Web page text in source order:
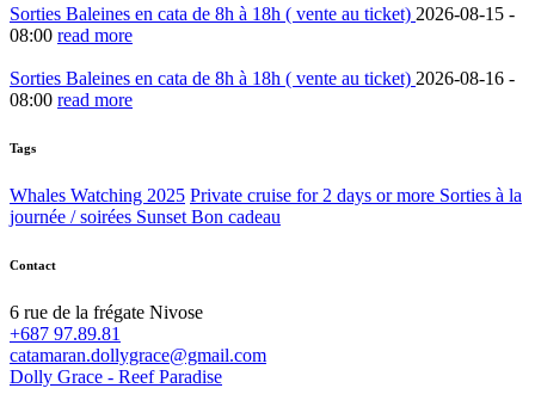
Sorties Baleines en cata de 8h à 18h ( vente au ticket) 2026-08-15 -
08:00 read more
Sorties Baleines en cata de 8h à 18h ( vente au ticket) 2026-08-16 -
08:00 read more
Tags
Whales Watching 2025 Private cruise for 2 days or more Sorties à la
journée / soirées Sunset Bon cadeau
Contact
6 rue de la frégate Nivose
+687 97.89.81
catamaran.dollygrace@gmail.com
Dolly Grace - Reef Paradise